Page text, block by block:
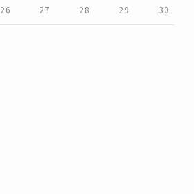
26 27 28 29 30